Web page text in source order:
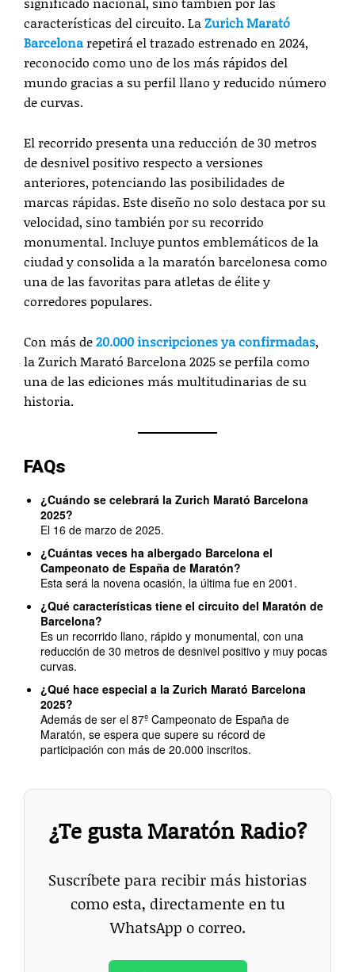
características del circuito. LaZurich Marató
Barcelonarepetirá el trazado estrenado en 2024,
reconocido como uno de los más rápidos del
mundo gracias a su perfil llano y reducido número
de curvas.
El recorrido presenta una reducción de 30 metros
de desnivel positivo respecto a versiones
anteriores, potenciando las posibilidades de
marcas rápidas. Este diseño no solo destaca por su
velocidad, sino también por su recorrido
monumental. Incluye puntos emblemáticos de la
ciudad y consolida a la maratón barcelonesa como
una de las favoritas para atletas de élite y
corredores populares.
Con más de20.000 inscripciones ya confirmadas,
la Zurich Marató Barcelona 2025 se perfila como
una de las ediciones más multitudinarias de su
historia.
FAQs
¿Cuándo se celebrará la Zurich Marató Barcelona
2025?
El 16 de marzo de 2025.
¿Cuántas veces ha albergado Barcelona el
Campeonato de España de Maratón?
Esta será la novena ocasión, la última fue en 2001.
¿Qué características tiene el circuito del Maratón de
Barcelona?
Es un recorrido llano, rápido y monumental, con una
reducción de 30 metros de desnivel positivo y muy pocas
curvas.
¿Qué hace especial a la Zurich Marató Barcelona
2025?
Además de ser el 87º Campeonato de España de
Maratón, se espera que supere su récord de
participación con más de 20.000 inscritos.
¿Te gusta Maratón Radio?
Suscríbete para recibir más historias
como esta, directamente en tu
WhatsApp o correo.